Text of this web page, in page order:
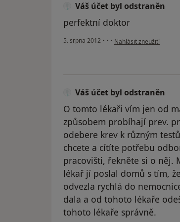
Váš účet byl odstraněn
perfektní doktor
5. srpna 2012 • • • podle názoru uživatele
Nahlásit zneužití
Váš účet byl odstraněn
O tomto lékaři vím jen od
způsobem probíhají prev.
odebere krev k různým
chcete a cítíte potřebu
pracovišti, řekněte si o něj.
lékař jí poslal domů s tím,
odvezla rychlá do
dala a od tohoto lékaře
tohoto lékaře správně.